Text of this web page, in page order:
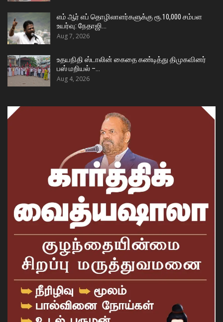
எம் ஆர் எப் தொழிலாளர்களுக்கு ரூ.10,000 சம்பள
உயர்வு: நேதாஜி…
Aug 7, 2026
உதயநிதி ஸ்டாலின் கைதை கண்டித்து திமுகவினர்
பஸ் மறியல் –…
Aug 4, 2026